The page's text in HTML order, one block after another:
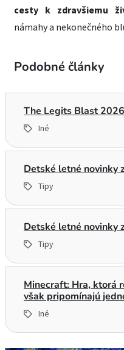
cesty k zdravšiemu
námahy a nekonečného
Podobné články
The Legits Blast
Iné
Detské letné novinky
Tipy
Detské letné novinky
Tipy
Minecraft: Hra, ktorá
však pripomínajú
Iné